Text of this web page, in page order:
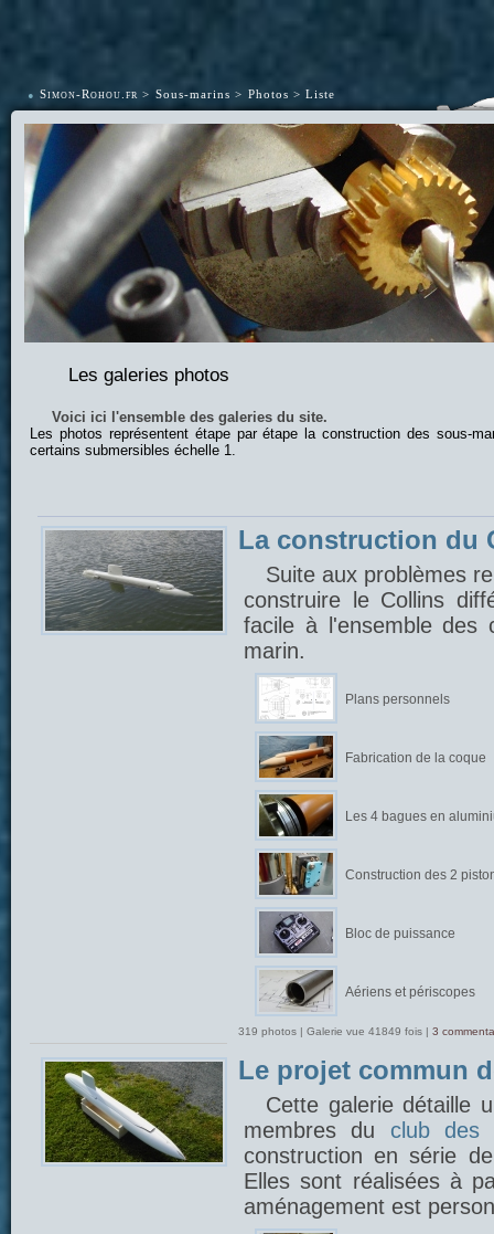
• Simon-Rohou.fr Sous-marins Photos Liste
Les galeries photos
Voici ici l'ensemble des galeries du site.
Les photos représentent étape par étape la construction des sous-
certains submersibles échelle 1.
La construction du
Suite aux problèmes
construire le Collins
facile à l'ensemble des
marin.
Plans personnels
Fabrication de la coque
Les 4 bagues en
Construction des 2
Bloc de puissance
Aériens et périscopes
319 photos | Galerie vue 41849 fois | 3
Le projet commun
Cette galerie détaille
membres du club des
construction en série
Elles sont réalisées à
aménagement est